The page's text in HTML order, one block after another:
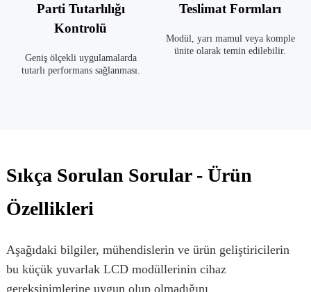
Parti Tutarlılığı
Kontrolü
Geniş ölçekli uygulamalarda
tutarlı performans sağlanması.
Teslimat Formları
Modül, yarı mamul veya komple
ünite olarak temin edilebilir.
Sıkça Sorulan Sorular - Ürün
Özellikleri
Aşağıdaki bilgiler, mühendislerin ve ürün geliştiricilerin
bu küçük yuvarlak LCD modüllerinin cihaz
gereksinimlerine uygun olup olmadığını